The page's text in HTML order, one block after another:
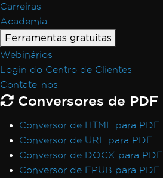
Carreiras
Academia
Ferramentas gratuitas
Webinários
Login do Centro de Clientes
Contate-nos
Conversores de PDF
Conversor de HTML para PDF
Conversor de URL para PDF
Conversor de DOCX para PDF
Conversor de EPUB para PDF